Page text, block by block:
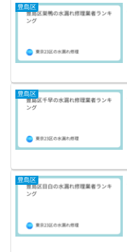
豊島区
豊島区
豊島区